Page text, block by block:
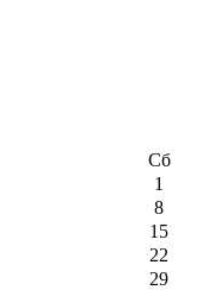
Сб
1
8
15
22
29